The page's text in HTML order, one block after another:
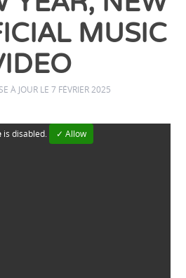
MUSIC
À JOUR LE 7 FÉVRIER 2025
is disabled. ✓ Allow